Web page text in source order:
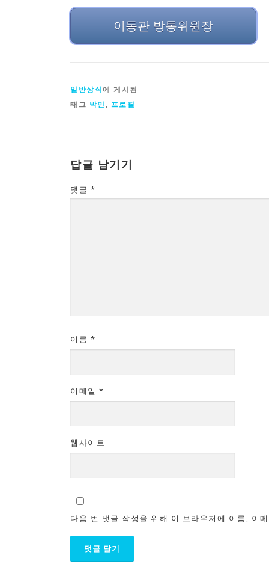
이동관 방통위원장
일반상식에 게시됨
태그 박민 , 프로필
답글 남기기
댓글 *
이름 *
이메일 *
웹사이트
다음 번 댓글 작성을 위해 이 브라우저에 이름, 이